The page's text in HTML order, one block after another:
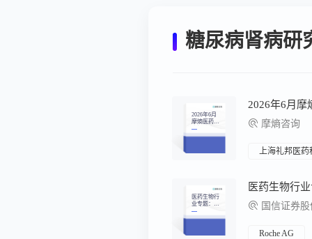
糖尿病肾病研
2026年6月
摩熵医药健
康投融资&
交易月报
2026年6月摩
摩熵咨询
上海礼邦医药
医药生物行
业专题：M
NC在CVRM
赛道布局更
国信证券股份
Roche AG